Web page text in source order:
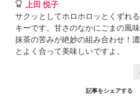
上田 悦子
サクッとしてホロホロッとくずれ
キーです。甘さのなかにごまの風
抹茶の苦みが絶妙の組み合わせ！
とよく合って美味しいですよ。
記事をシェアする